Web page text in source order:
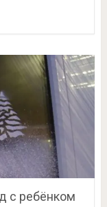
с ребёнком